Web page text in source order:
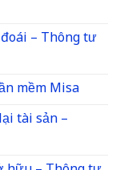
– Thông tư
mềm Misa
tài sản –